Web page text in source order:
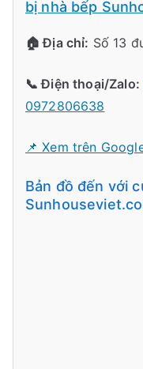
bị nhà bếp
🏠 Địa chỉ: Số 13
📞 Điện thoại/Zalo:
0972806638
📌 Xem trên
Bản đồ đến với